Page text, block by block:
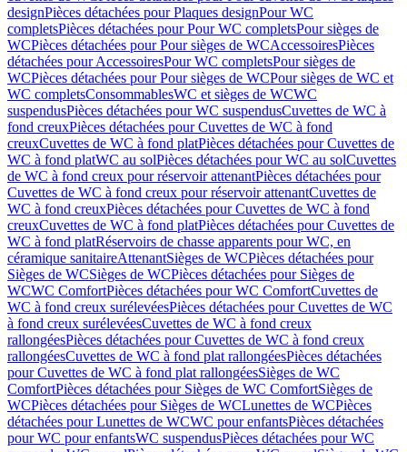
designPièces détachées pour Plaques designPour WC
completsPièces détachées pour Pour WC completsPour sièges de
WCPièces détachées pour Pour sièges de WCAccessoiresPièces
détachées pour AccessoiresPour WC completsPour sièges de
WCPièces détachées pour Pour sièges de WCPour sièges de WC et
WC completsConsommablesWC et sièges de WCWC
suspendusPièces détachées pour WC suspendusCuvettes de WC à
fond creuxPièces détachées pour Cuvettes de WC à fond
creuxCuvettes de WC à fond platPièces détachées pour Cuvettes de
WC à fond platWC au solPièces détachées pour WC au solCuvettes
de WC à fond creux pour réservoir attenantPièces détachées pour
Cuvettes de WC à fond creux pour réservoir attenantCuvettes de
WC à fond creuxPièces détachées pour Cuvettes de WC à fond
creuxCuvettes de WC à fond platPièces détachées pour Cuvettes de
WC à fond platRéservoirs de chasse apparents pour WC, en
céramique sanitaireAttenantSièges de WCPièces détachées pour
Sièges de WCSièges de WCPièces détachées pour Sièges de
WCWC ComfortPièces détachées pour WC ComfortCuvettes de
WC à fond creux surélevéesPièces détachées pour Cuvettes de WC
à fond creux surélevéesCuvettes de WC à fond creux
rallongéesPièces détachées pour Cuvettes de WC à fond creux
rallongéesCuvettes de WC à fond plat rallongéesPièces détachées
pour Cuvettes de WC à fond plat rallongéesSièges de WC
ComfortPièces détachées pour Sièges de WC ComfortSièges de
WCPièces détachées pour Sièges de WCLunettes de WCPièces
détachées pour Lunettes de WCWC pour enfantsPièces détachées
pour WC pour enfantsWC suspendusPièces détachées pour WC